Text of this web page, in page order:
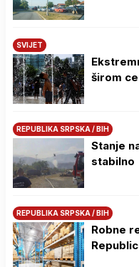
SVIJET
širom
REPUBLIKA SRPSKA / BIH
Stanje
stabilno
REPUBLIKA SRPSKA / BIH
Robne